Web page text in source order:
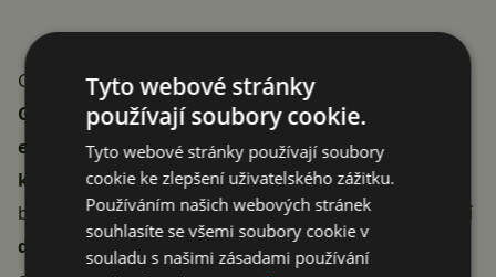
GPT-4.5: kreativní úkoly a emotivní komunikace
GPT-4.5
jeideální pro kreativní úkoly. Vyznačuje se
emoční inteligencí, jasnou komunikací a
kreativitou. Nabízí také intuitivnější přístup k
brainstormingu. Tento model je všakomezen na nižší
desítky požadavků týdně , což je podstatný rozdíl
Tyto webové stránky
používají soubory cookie.
Tyto webové stránky používají soubory
cookie ke zlepšení uživatelského zážitku.
Používáním našich webových stránek
souhlasíte se všemi soubory cookie v
souladu s našimi zásadami používání